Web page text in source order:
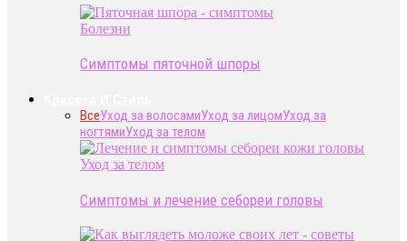
Болезни
Симптомы пяточной шпоры
ВсеУход за волосамиУход за лицомУход за
ногтямиУход за телом
Уход за телом
Симптомы и лечение себореи головы